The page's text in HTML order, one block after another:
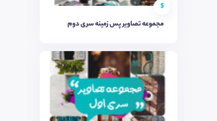
$
مجموعه تصاویر پس زمینه سری دوم